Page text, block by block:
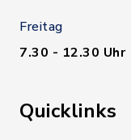
Freitag
7.30 - 12.30 Uhr
Quicklinks